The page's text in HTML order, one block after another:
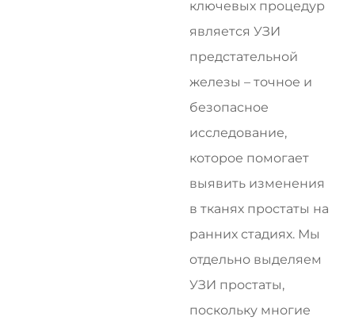
ключевых процедур
является УЗИ
предстательной
железы – точное и
безопасное
исследование,
которое помогает
выявить изменения
в тканях простаты на
ранних стадиях. Мы
отдельно выделяем
УЗИ простаты,
поскольку многие